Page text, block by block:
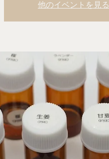
他のイベントを見る